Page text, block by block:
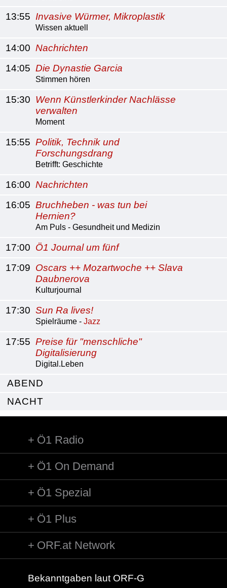
13:55 Invasive Würmer, Mikroplastik
Wissen aktuell
14:00 Nachrichten
14:05 Die Dynastie Garcia
Stimmen hören
15:30 Wenn Künstlerkinder Nachlässe
verwalten
Moment
15:55 Politik, Technik und
Forschungsdrang
Betrifft: Geschichte
16:00 Nachrichten
16:05 Bruchheben - was tun bei
Hernien?
Am Puls - Gesundheit und Medizin
17:00 Ö1 Journal um fünf
17:09 Oscars ++ Mozartwoche ++ Slava
Daubnerova
Kulturjournal
17:30 Sun Ra lives!
Spielräume - Jazz
17:55 Preise für "menschliche"
Digitalisierung
Digital.Leben
ABEND
NACHT
Ö1 Radio
Ö1 On Demand
Ö1 Spezial
Ö1 Plus
ORF.at Network
Bekanntgaben laut ORF-G